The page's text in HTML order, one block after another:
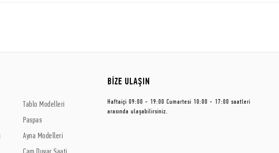
Tablo Modelleri
Paspas
Ayna Modelleri
BİZE ULAŞIN
Haftaiçi 09:00 - 19:00 Cumartesi 10:00 - 17:00 saatleri
arasında ulaşabilirsiniz.